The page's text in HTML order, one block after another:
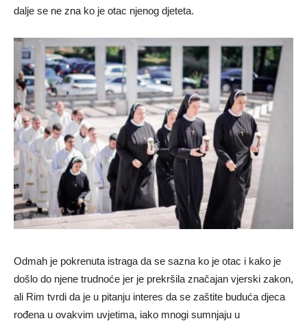
dalje se ne zna ko je otac njenog djeteta.
Odmah je pokrenuta istraga da se sazna ko je otac i kako je
došlo do njene trudnoće jer je prekršila značajan vjerski zakon,
ali Rim tvrdi da je u pitanju interes da se zaštite buduća djeca
rođena u ovakvim uvjetima, iako mnogi sumnjaju u